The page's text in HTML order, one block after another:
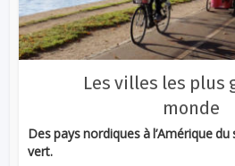
Les villes les plus
monde
Des pays nordiques à l’Amérique
vert.